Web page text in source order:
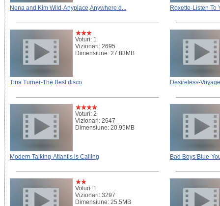
Nena and Kim Wild-Anyplace,Anywhere d... Roxette-Listen To
Voturi: 1
Vizionari: 2695
Dimensiune: 27.83MB
Tina Turner-The Best disco Desireless-
Voturi: 2
Vizionari: 2647
Dimensiune: 20.95MB
Modern Talking-Atlantis is Calling Bad Boys Blue-
Voturi: 1
Vizionari: 3297
Dimensiune: 25.5MB